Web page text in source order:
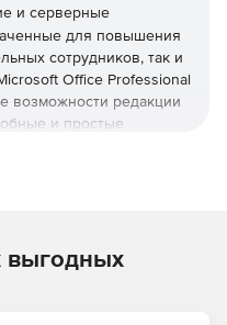
и серверные
для повышения
сотрудников, так и
Office Professional
возможности редакции
и простые
оборудовании и
которое будет
64-разрядных
выгодных